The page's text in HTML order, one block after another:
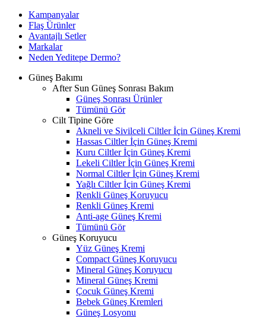
Kampanyalar
Flaş Ürünler
Avantajlı Setler
Markalar
Neden Yeditepe Dermo?
Güneş Bakımı
After Sun Güneş Sonrası Bakım
Güneş Sonrası Ürünler
Tümünü Gör
Cilt Tipine Göre
Akneli ve Sivilceli Ciltler İçin Güneş Kremi
Hassas Ciltler İçin Güneş Kremi
Kuru Ciltler İçin Güneş Kremi
Lekeli Ciltler İçin Güneş Kremi
Normal Ciltler İçin Güneş Kremi
Yağlı Ciltler İçin Güneş Kremi
Renkli Güneş Koruyucu
Renkli Güneş Kremi
Anti-age Güneş Kremi
Tümünü Gör
Güneş Koruyucu
Yüz Güneş Kremi
Compact Güneş Koruyucu
Mineral Güneş Koruyucu
Mineral Güneş Kremi
Çocuk Güneş Kremi
Bebek Güneş Kremleri
Güneş Losyonu